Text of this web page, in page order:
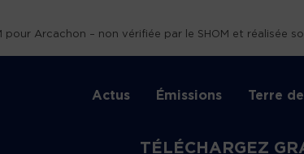
Arcachon – non vérifiée par le SHOM et réalisée
Actus Émissions Terre
TÉLÉCHARGEZ